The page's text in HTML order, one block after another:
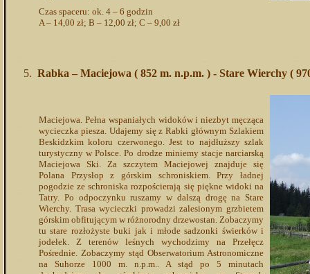
Czas spaceru: ok. 4 – 6 godzin
A – 14,00 zł; B – 12,00 zł; C – 9,00 zł
Rabka – Maciejowa ( 852 m. n.p.m. ) - Stare Wierchy (
Maciejowa. Pełna wspaniałych widoków i niezbyt męcząca
wycieczka piesza. Udajemy się z Rabki głównym Szlakiem
Beskidzkim koloru czerwonego. Jest to najdłuższy szlak
turystyczny w Polsce. Po drodze miniemy stacje narciarską
Maciejowa Ski. Za szczytem Maciejowej znajduje się
Polana Przysłop z górskim schroniskiem. Przy ładnej
pogodzie ze schroniska rozpościerają się piękne widoki na
Tatry. Po odpoczynku ruszamy w dalszą drogę na Stare
Wierchy. Trasa wycieczki prowadzi zalesionym grzbietem
górskim obfitującym w różnorodny drzewostan. Zobaczymy
tu stare rozłożyste buki jak i młode sadzonki świerków i
jodełek. Z terenów leśnych wychodzimy na Przełęcz
Pośrednie. Zobaczymy stąd Obserwatorium Astronomiczne
na Suhorze 1000 m. n.p.m.. A stąd po 5 minutach